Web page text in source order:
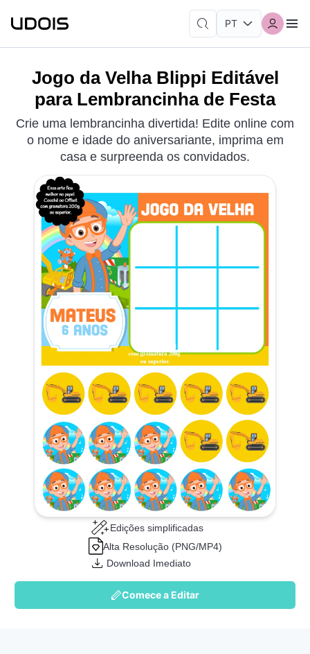
Jogo da Velha Blippi Editável
para Lembrancinha de Festa
Crie uma lembrancinha divertida! Edite online com
o nome e idade do aniversariante, imprima em
casa e surpreenda os convidados.
Edições simplificadas
Alta Resolução (PNG/MP4)
Download Imediato
Comece a Editar